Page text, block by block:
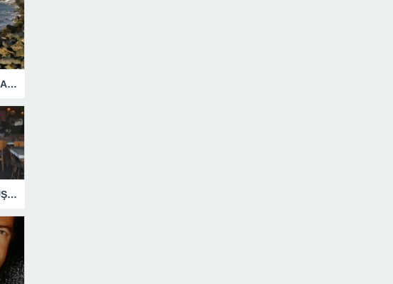
KULLANIŞLI APARATLARIN KAÇINILMAZ SONU !
CHP MUHALEFETE DÜŞTÜ